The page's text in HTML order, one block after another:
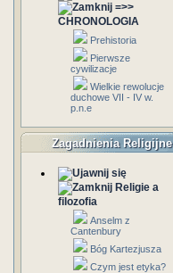
=>>
CHRONOLOGIA
Prehistoria
Pierwsze
cywilizacje
Wielkie rewolucje
duchowe VII - IV w.
p.n.e
Zagadnienia Religijne
Religie a
filozofia
Anselm z
Cantenbury
Bóg Kartezjusza
Czym jest etyka?